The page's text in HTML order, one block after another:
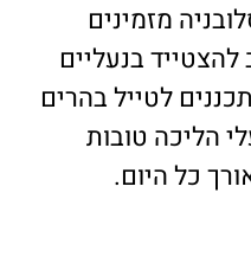
מזמינים
להצטייד בנעליים
לטייל בהרים
הליכה טובות
כל היום.